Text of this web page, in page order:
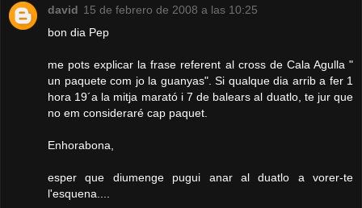
david 15 de febrero de 2008 a las 10:25
bon dia Pep
me pots explicar la frase referent al cross de Cala Agulla "
un paquete com jo la guanyas". Si qualque dia arrib a fer 1
hora 19´a la mitja marató i 7 de balears al duatlo, te jur que
no em consideraré cap paquet.
Enhorabona,
esper que diumenge pugui anar al duatlo a vorer-te
l'esquena....